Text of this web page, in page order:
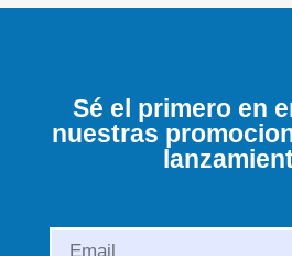
Sé el primero en
nuestras